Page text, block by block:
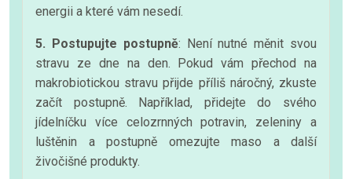
energii a které vám nesedí.
5. Postupujte postupně: Není nutné měnit svou
stravu ze dne na den. Pokud vám přechod na
makrobiotickou stravu přijde příliš náročný, zkuste
začít postupně. Například, přidejte do svého
jídelníčku více celozrnných potravin, zeleniny a
luštěnin a postupně omezujte maso a další
živočišné produkty.